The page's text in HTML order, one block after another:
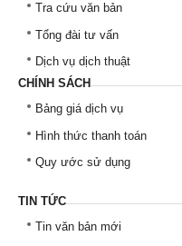
Tra cứu văn bản
Tổng đài tư vấn
Dịch vụ dịch thuật
CHÍNH SÁCH
Bảng giá dịch vụ
Hình thức thanh toán
Quy ước sử dụng
TIN TỨC
Tin văn bản mới